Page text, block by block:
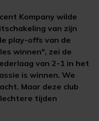
Kompany wilde
van zijn
play-offs van de
winnen", zei de
van 2-1 in het
is winnen. We
Maar deze club
tijden